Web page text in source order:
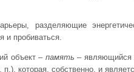
разделяющие
и пробиваться.
объект – память – являющийся
п.), которая, собственно, и